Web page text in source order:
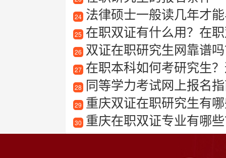
24 法律硕士一般读几年才
25 在职双证有什么用？在职
26 双证在职研究生网靠谱
27 在职本科如何考研究生
28 同等学力考试网上报名
29 重庆双证在职研究生有
30 重庆在职双证专业有哪